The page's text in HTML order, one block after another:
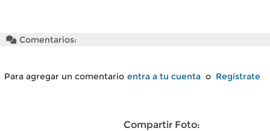
Comentarios:
Para agregar un comentario entra a tu cuenta o Regístrate
Compartir Foto: